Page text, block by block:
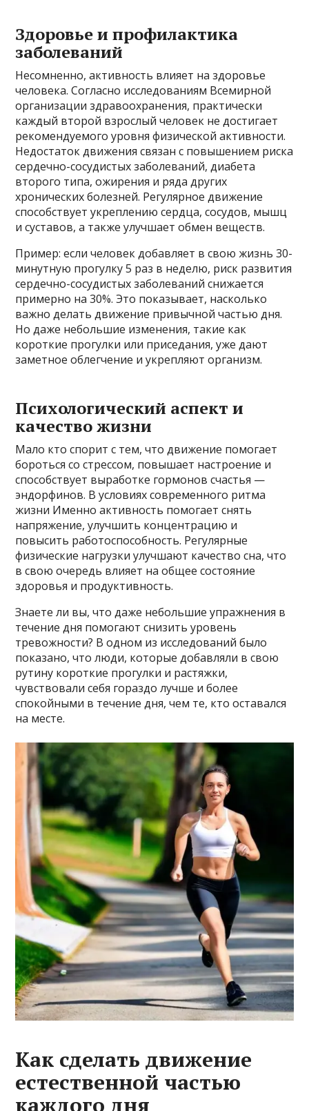
Здоровье и профилактика
заболеваний
Несомненно, активность влияет на здоровье
человека. Согласно исследованиям Всемирной
организации здравоохранения, практически
каждый второй взрослый человек не достигает
рекомендуемого уровня физической активности.
Недостаток движения связан с повышением риска
сердечно-сосудистых заболеваний, диабета
второго типа, ожирения и ряда других
хронических болезней. Регулярное движение
способствует укреплению сердца, сосудов, мышц
и суставов, а также улучшает обмен веществ.
Пример: если человек добавляет в свою жизнь 30-
минутную прогулку 5 раз в неделю, риск развития
сердечно-сосудистых заболеваний снижается
примерно на 30%. Это показывает, насколько
важно делать движение привычной частью дня.
Но даже небольшие изменения, такие как
короткие прогулки или приседания, уже дают
заметное облегчение и укрепляют организм.
Психологический аспект и
качество жизни
Мало кто спорит с тем, что движение помогает
бороться со стрессом, повышает настроение и
способствует выработке гормонов счастья —
эндорфинов. В условиях современного ритма
жизни Именно активность помогает снять
напряжение, улучшить концентрацию и
повысить работоспособность. Регулярные
физические нагрузки улучшают качество сна, что
в свою очередь влияет на общее состояние
здоровья и продуктивность.
Знаете ли вы, что даже небольшие упражнения в
течение дня помогают снизить уровень
тревожности? В одном из исследований было
показано, что люди, которые добавляли в свою
рутину короткие прогулки и растяжки,
чувствовали себя гораздо лучше и более
спокойными в течение дня, чем те, кто оставался
на месте.
Как сделать движение
естественной частью
каждого дня